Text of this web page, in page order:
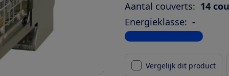
Aantal couverts: 14
Energieklasse: -
Bekijk alle specificaties
Vergelijk dit product